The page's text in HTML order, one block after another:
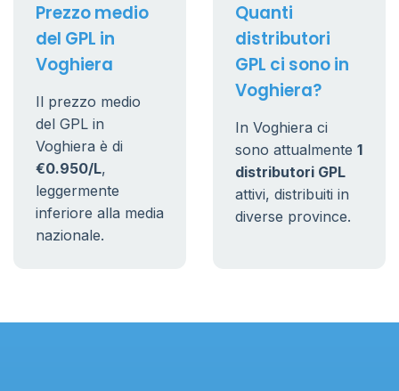
Prezzo medio
del GPL in
Voghiera
Il prezzo medio
del GPL in
Voghiera è di
€0.950/L,
leggermente
inferiore alla media
nazionale.
Quanti
distributori
GPL ci sono in
Voghiera?
In Voghiera ci
sono attualmente 1
distributori GPL
attivi, distribuiti in
diverse province.